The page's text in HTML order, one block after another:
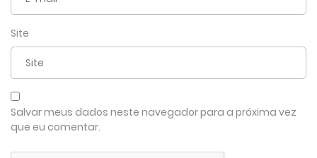
Site
Salvar meus dados neste navegador para a próxima vez
que eu comentar.